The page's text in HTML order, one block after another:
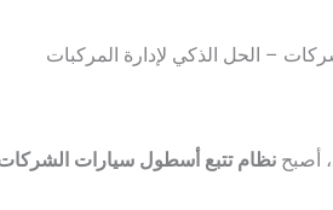
– الحل الذكي لإدارة المركبات
أصبح نظام تتبع أسطول سيارات